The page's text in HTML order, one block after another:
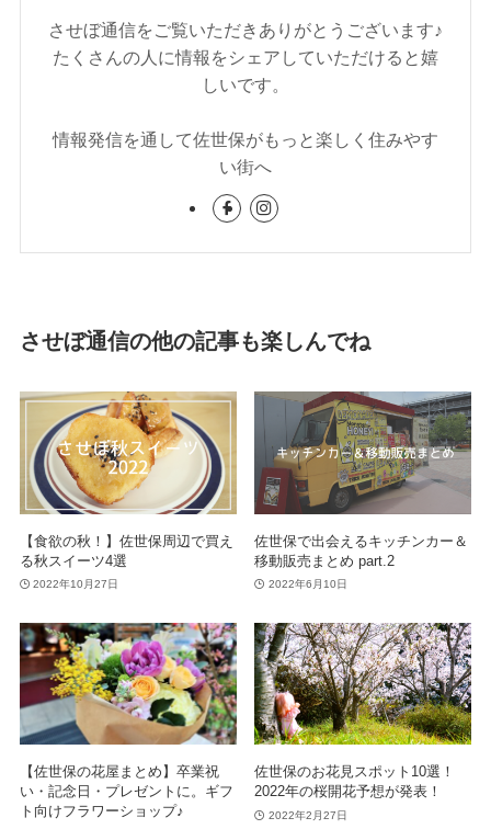
させぼ通信をご覧いただきありがとうございます♪
たくさんの人に情報をシェアしていただけると嬉
しいです。
情報発信を通して佐世保がもっと楽しく住みやす
い街へ
させぼ通信の他の記事も楽しんでね
【食欲の秋！】佐世保周辺で買え
る秋スイーツ4選
2022年10月27日
佐世保で出会えるキッチンカー＆
移動販売まとめ part.2
2022年6月10日
【佐世保の花屋まとめ】卒業祝
い・記念日・プレゼントに。ギフ
ト向けフラワーショップ♪
佐世保のお花見スポット10選！
2022年の桜開花予想が発表！
2022年2月27日